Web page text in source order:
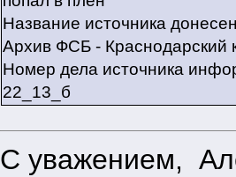
Название источника
Архив ФСБ - Краснодарский
Номер дела источника
22_13_б
С уважением,